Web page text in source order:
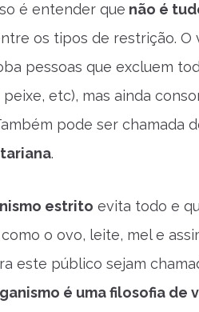
é entender que não é
os tipos de restrição. O
pessoas que excluem
etc), mas ainda
pode ser chamada
.
estrito evita todo e
o ovo, leite, mel e
este público sejam
é uma filosofia de